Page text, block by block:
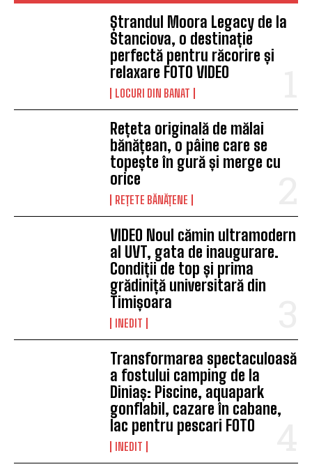
Ștrandul Moora Legacy de la
Stanciova, o destinație
perfectă pentru răcorire și
relaxare FOTO VIDEO
LOCURI DIN BANAT
Rețeta originală de mălai
bănățean, o pâine care se
topește în gură și merge cu
orice
REȚETE BĂNĂȚENE
VIDEO Noul cămin ultramodern
al UVT, gata de inaugurare.
Condiții de top și prima
grădiniță universitară din
Timișoara
INEDIT
Transformarea spectaculoasă
a fostului camping de la
Diniaș: Piscine, aquapark
gonflabil, cazare în cabane,
lac pentru pescari FOTO
INEDIT